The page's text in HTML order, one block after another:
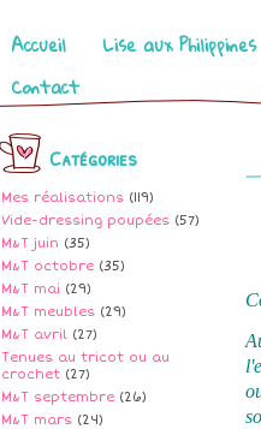
Pages
Accueil Lise aux Philippines
Contact
Catégories
Mes réalisations (119)
Vide-dressing poupées (57)
M&T juin (35)
M&T octobre (35)
M&T mai (29)
M&T meubles (29)
M&T avril (27)
Tenues au tricot ou au
crochet (27)
M&T septembre (26)
M&T mars (24)